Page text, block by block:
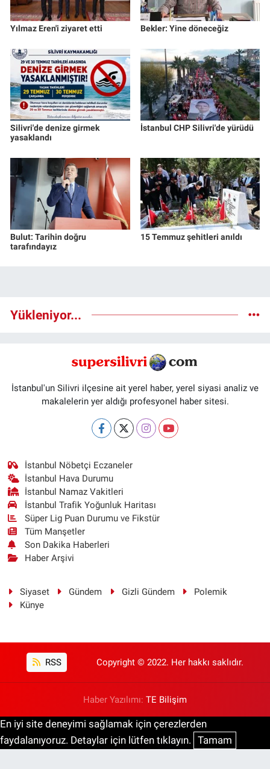
Yılmaz Eren'i ziyaret etti Bekler: Yine döneceğiz
Silivri'de denize girmek
yasaklandı
İstanbul CHP Silivri'de yürüdü
Bulut: Tarihin doğru
tarafındayız
15 Temmuz şehitleri anıldı
Yükleniyor...
İstanbul'un Silivri ilçesine ait yerel haber, yerel siyasi analiz ve
makalelerin yer aldığı profesyonel haber sitesi.
İstanbul Nöbetçi Eczaneler
İstanbul Hava Durumu
İstanbul Namaz Vakitleri
İstanbul Trafik Yoğunluk Haritası
Süper Lig Puan Durumu ve Fikstür
Tüm Manşetler
Son Dakika Haberleri
Haber Arşivi
Siyaset Gündem Gizli Gündem
Polemik
Künye
RSS Copyright © 2022. Her hakkı saklıdır.
Haber Yazılımı: TE Bilişim
En iyi site deneyimi sağlamak için çerezlerden
faydalanıyoruz. Detaylar için lütfen tıklayın. Tamam